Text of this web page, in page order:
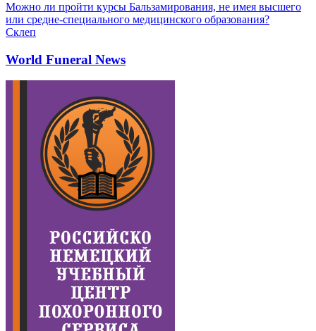
Можно ли пройти курсы Бальзамирования, не имея высшего
или средне-специального медицинского образования?
Склеп
World Funeral News